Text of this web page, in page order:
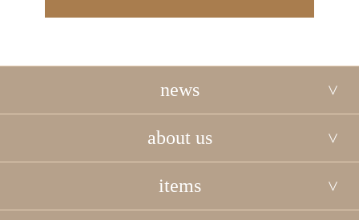
news
about us
items